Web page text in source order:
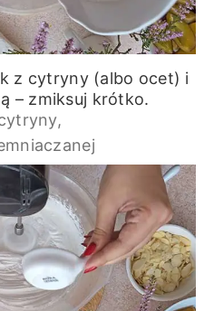
z cytryny (albo ocet) i
– zmiksuj krótko.